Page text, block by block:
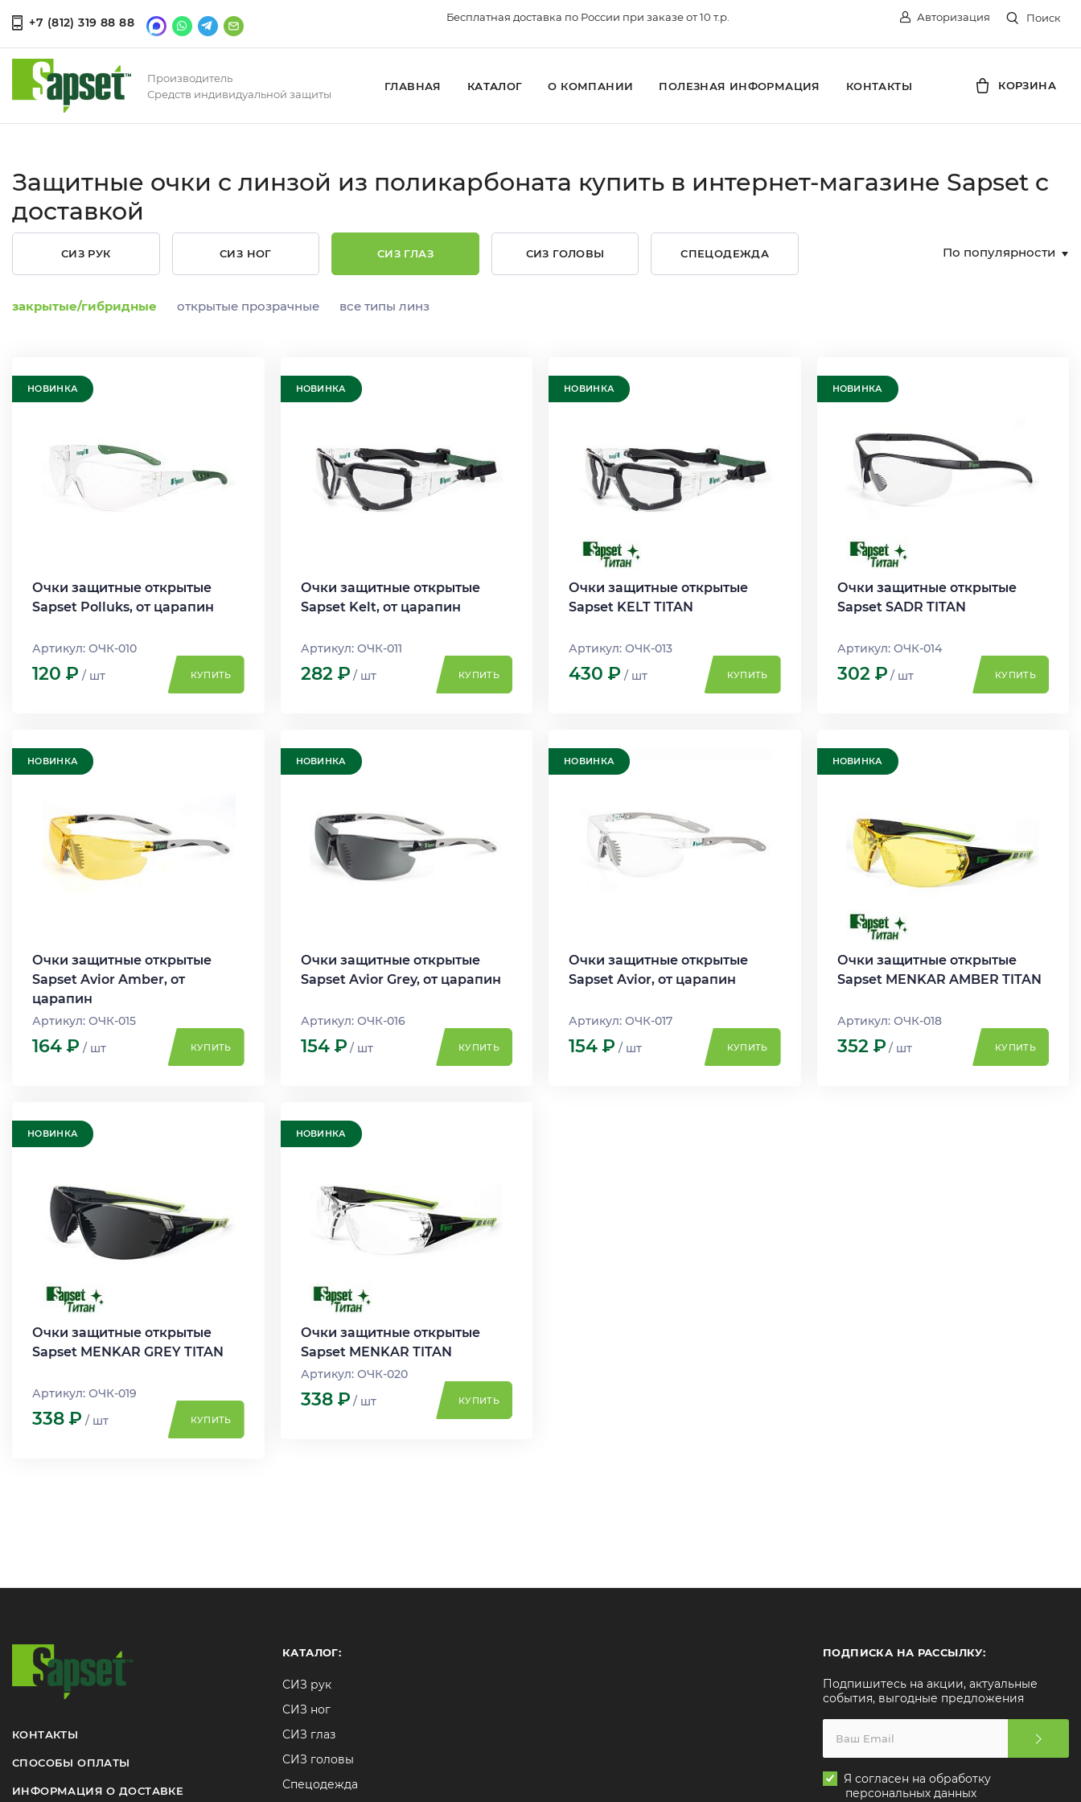
+7 (812) 319 88 88 Бесплатная доставка по России при заказе от 10 т.р. Авторизация Поиск
Производитель
Средств индивидуальной защиты
ГЛАВНАЯ КАТАЛОГ О КОМПАНИИ ПОЛЕЗНАЯ ИНФОРМАЦИЯ КОНТАКТЫ КОРЗИНА
Защитные очки с линзой из поликарбоната купить в интернет-магазине Sapset c
доставкой
СИЗ РУК СИЗ НОГ СИЗ ГЛАЗ СИЗ ГОЛОВЫ СПЕЦОДЕЖДА По популярности
закрытые/гибридные открытые прозрачные все типы линз
НОВИНКА
Очки защитные открытые
Sapset Polluks, от царапин
Артикул: ОЧК-010
120 Р / шт КУПИТЬ
НОВИНКА
Очки защитные открытые
Sapset Kelt, от царапин
Артикул: ОЧК-011
282 Р / шт КУПИТЬ
НОВИНКА
Очки защитные открытые
Sapset KELT TITAN
Артикул: ОЧК-013
430 Р / шт КУПИТЬ
НОВИНКА
Очки защитные открытые
Sapset SADR TITAN
Артикул: ОЧК-014
302 Р / шт КУПИТЬ
НОВИНКА
Очки защитные открытые
Sapset Avior Amber, от
царапин
Артикул: ОЧК-015
164 Р / шт КУПИТЬ
НОВИНКА
Очки защитные открытые
Sapset Avior Grey, от царапин
Артикул: ОЧК-016
154 Р / шт КУПИТЬ
НОВИНКА
Очки защитные открытые
Sapset Avior, от царапин
Артикул: ОЧК-017
154 Р / шт КУПИТЬ
НОВИНКА
Очки защитные открытые
Sapset MENKAR AMBER TITAN
Артикул: ОЧК-018
352 Р / шт КУПИТЬ
НОВИНКА
Очки защитные открытые
Sapset MENKAR GREY TITAN
Артикул: ОЧК-019
338 Р / шт КУПИТЬ
НОВИНКА
Очки защитные открытые
Sapset MENKAR TITAN
Артикул: ОЧК-020
338 Р / шт КУПИТЬ
КОНТАКТЫ
СПОСОБЫ ОПЛАТЫ
ИНФОРМАЦИЯ О ДОСТАВКЕ
КАТАЛОГ:
СИЗ рук
СИЗ ног
СИЗ глаз
СИЗ головы
Спецодежда
ПОДПИСКА НА РАССЫЛКУ:
Подпишитесь на акции, актуальные
события, выгодные предложения
Я согласен на обработку
персональных данных